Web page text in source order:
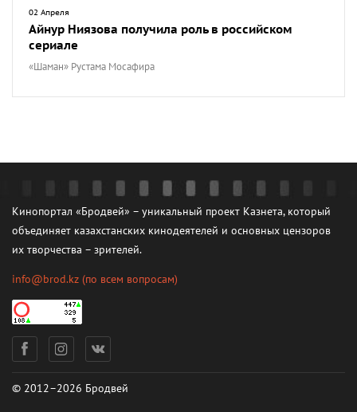
02 Апреля
Айнур Ниязова получила роль в российском
сериале
«Шаман» Рустама Мосафира
Кинопортал «Бродвей» – уникальный проект Казнета, который
объединяет казахстанских кинодеятелей и основных цензоров
их творчества – зрителей.
info@brod.kz (по всем вопросам)
© 2012–2026 Бродвей